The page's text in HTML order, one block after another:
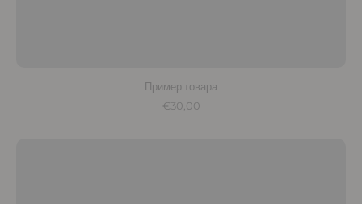
Пример товара
€30,00